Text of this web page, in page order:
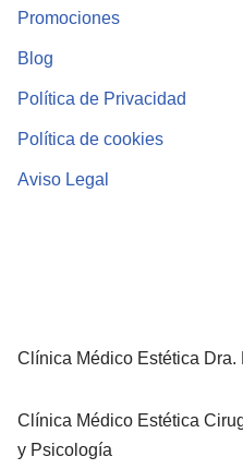
Promociones
Blog
Política de Privacidad
Política de cookies
Aviso Legal
Clínica Médico Estética Dra.
Clínica Médico Estética
y Psicología